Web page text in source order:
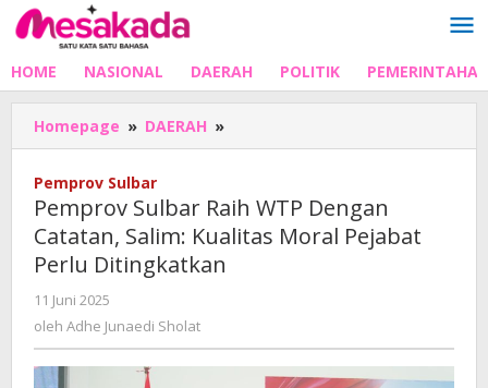
Lewati
ke
HOME NASIONAL DAERAH POLITIK
Homepage » DAERAH »
Sulbar
Dengan
Catatan,
Perlu
Ditingkatkan
Pemprov Sulbar
Pemprov Sulbar Raih WTP Dengan
Catatan, Salim: Kualitas Moral Pejabat
Perlu Ditingkatkan
11 Juni 2025
Adhe
oleh Adhe Junaedi Sholat